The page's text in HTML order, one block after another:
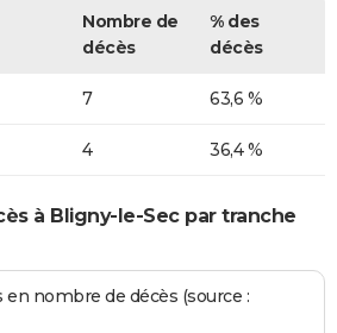
Nombre de
décès
% des
décès
7 63,6 %
4 36,4 %
à Bligny-le-Sec par tranche
nombre de décès (source :